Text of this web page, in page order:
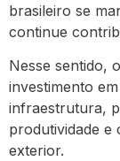
brasileiro se
continue
Nesse sentido,
investimento
infraestrutura,
produtividade e
exterior.